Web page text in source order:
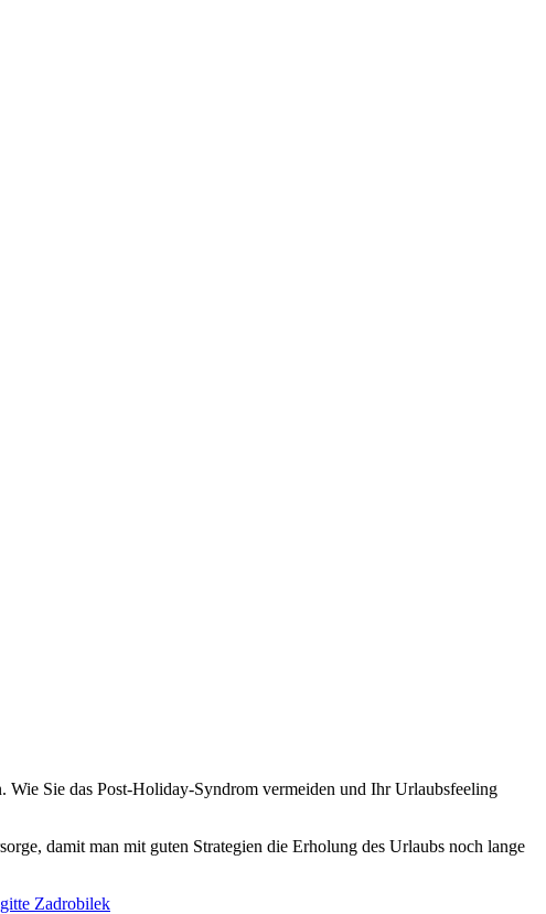
Sie das Post-Holiday-Syndrom vermeiden und Ihr Urlaubsfeeling
damit man mit guten Strategien die Erholung des Urlaubs noch lange
Zadrobilek